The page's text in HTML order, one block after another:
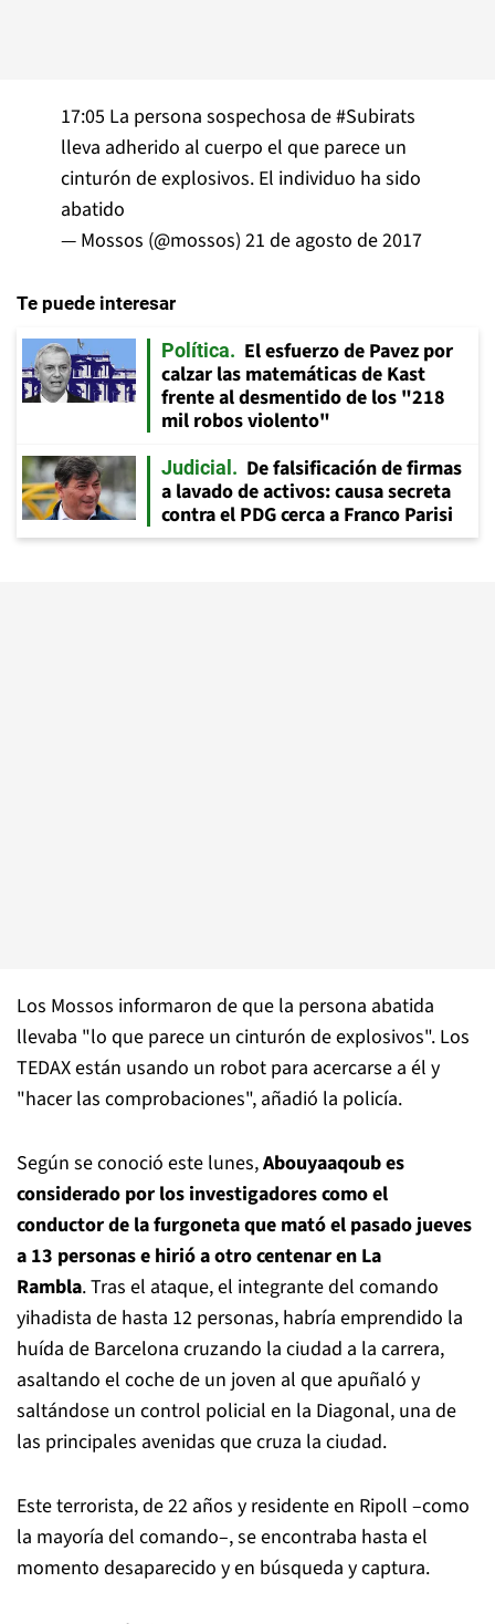
17:05 La persona sospechosa de#Subirats
lleva adherido al cuerpo el que parece un
cinturón de explosivos. El individuo ha sido
abatido
— Mossos (@mossos) 21 de agosto de 2017
Te puede interesar
Política
El esfuerzo de Pavez por
calzar las matemáticas de Kast
frente al desmentido de los "218
mil robos violento"
Judicial
De falsificación de firmas
a lavado de activos: causa secreta
contra el PDG cerca a Franco Parisi
Los Mossos informaron de que la persona abatida
llevaba "lo que parece un cinturón de explosivos". Los
TEDAX están usando un robot para acercarse a él y
"hacer las comprobaciones", añadió la policía.
Según se conoció este lunes,Abouyaaqoub es
considerado por los investigadores como el
conductor de la furgoneta que mató el pasado jueves
a 13 personas e hirió a otro centenar en La
Rambla. Tras el ataque, el integrante del comando
yihadista de hasta 12 personas, habría emprendido la
huída de Barcelona cruzando la ciudad a la carrera,
asaltando el coche de un joven al que apuñaló y
saltándose un control policial en la Diagonal, una de
las principales avenidas que cruza la ciudad.
Este terrorista, de 22 años y residente en Ripoll –como
la mayoría del comando–, se encontraba hasta el
momento desaparecido y en búsqueda y captura.